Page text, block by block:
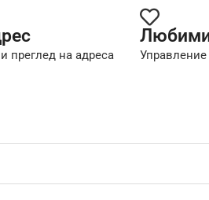
преглед на адреса
Любими